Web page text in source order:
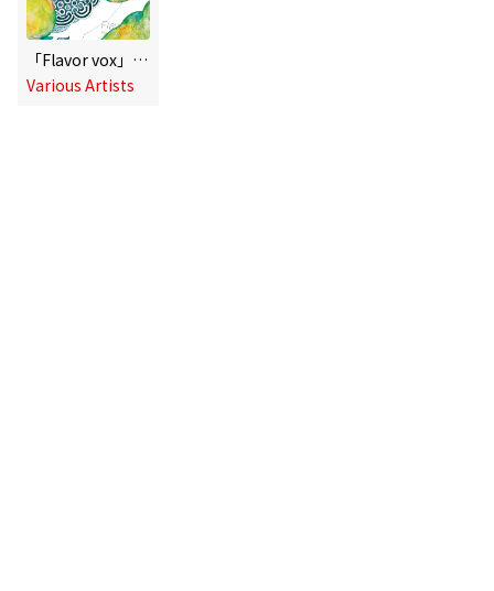
「Flavor vox」Flavor compilation vol.2
Various Artists